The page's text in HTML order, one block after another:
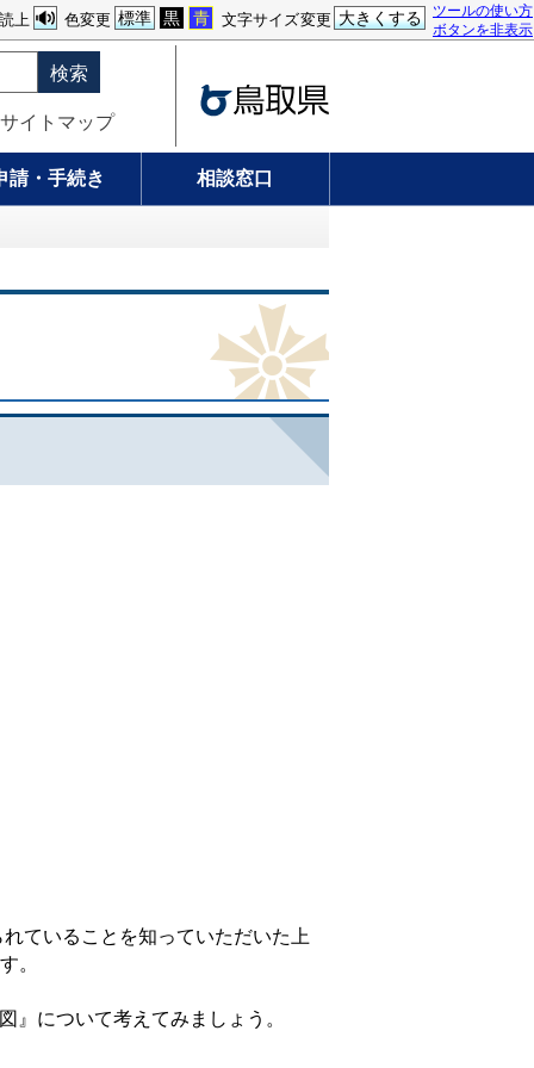
ツールの使い方
ボタンを非表示
文字サイズ変更 大きくする
色変更 標準 黒 青
上
検索
サイトマップ
請・手続き 相談窓口
ていることを知っていただいた上
。
について考えてみましょう。